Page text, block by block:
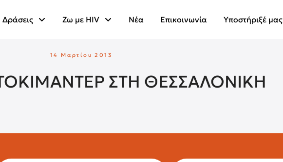
Δράσεις Ζω με HIV Νέα Επικοινωνία Υποστήριξέ μας
14 Μαρτίου 2013
ΣΤΗ ΘΕΣΣΑΛΟΝΙΚΗ